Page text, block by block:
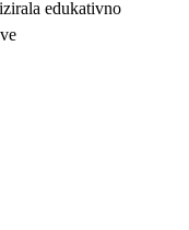
edukativno